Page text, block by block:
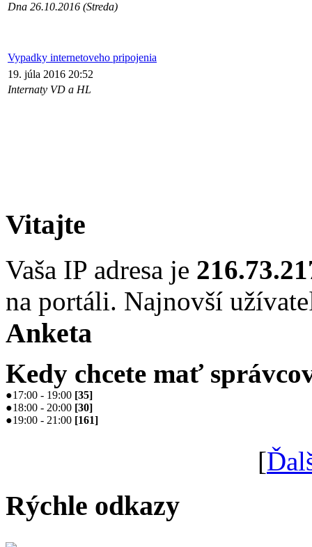
Dna 26.10.2016 (Streda)
Vypadky internetoveho pripojenia
19. júla 2016 20:52
Internaty VD a HL
Vitajte
Vaša IP adresa je
na portáli. Najnovší
Anketa
Kedy chcete mať
●17:00 - 19:00 [35]
●18:00 - 20:00 [30]
●19:00 - 21:00 [161]
[
Rýchle odkazy